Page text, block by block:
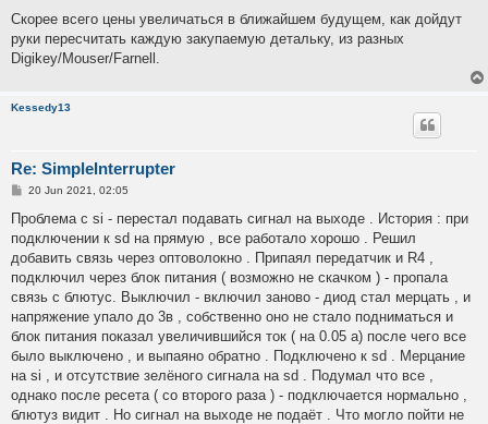
Скорее всего цены увеличаться в ближайшем будущем, как дойдут
руки пересчитать каждую закупаемую детальку, из разных
Digikey/Mouser/Farnell.
Kessedy13
Re: SimpleInterrupter
P
s
20 Jun 2021, 02:05
Проблема с si - перестал подавать сигнал на выходе . История : при
подключении к sd на прямую , все работало хорошо . Решил
добавить связь через оптоволокно . Припаял передатчик и R4 ,
подключил через блок питания ( возможно не скачком ) - пропала
связь с блютус. Выключил - включил заново - диод стал мерцать , и
напряжение упало до 3в , собственно оно не стало подниматься и
блок питания показал увеличившийся ток ( на 0.05 а) после чего все
было выключено , и выпаяно обратно . Подключено к sd . Мерцание
на si , и отсутствие зелёного сигнала на sd . Подумал что все ,
однако после ресета ( со второго раза ) - подключается нормально ,
блютуз видит . Но сигнал на выходе не подаёт . Что могло пойти не